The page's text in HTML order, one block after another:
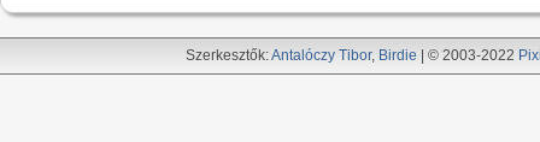
Szerkesztők:Antalóczy Tibor, Birdie | © 2003-2022